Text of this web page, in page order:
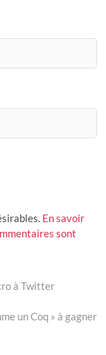
En savoir
sont
à Twitter
un Coq » à gagner